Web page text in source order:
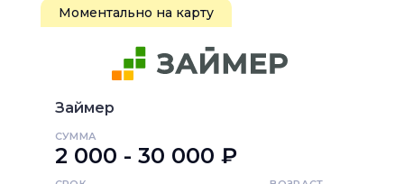
Моментально на карту
Займер
СУММА
2 000 - 30 000 ₽